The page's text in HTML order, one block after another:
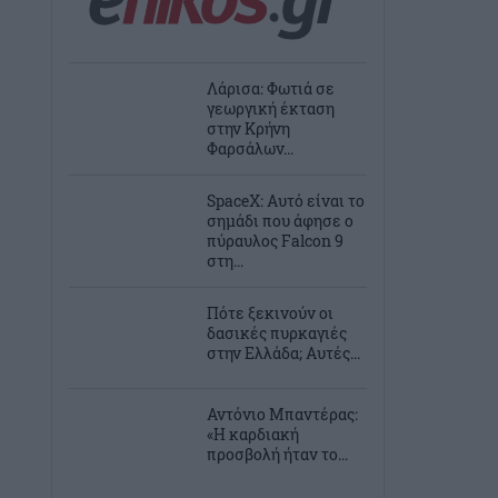
Λάρισα: Φωτιά σε
γεωργική έκταση
στην Κρήνη
Φαρσάλων...
SpaceX: Αυτό είναι το
σημάδι που άφησε ο
πύραυλος Falcon 9
στη...
Πότε ξεκινούν οι
δασικές πυρκαγιές
στην Ελλάδα; Αυτές...
Αντόνιο Μπαντέρας:
«Η καρδιακή
προσβολή ήταν το...